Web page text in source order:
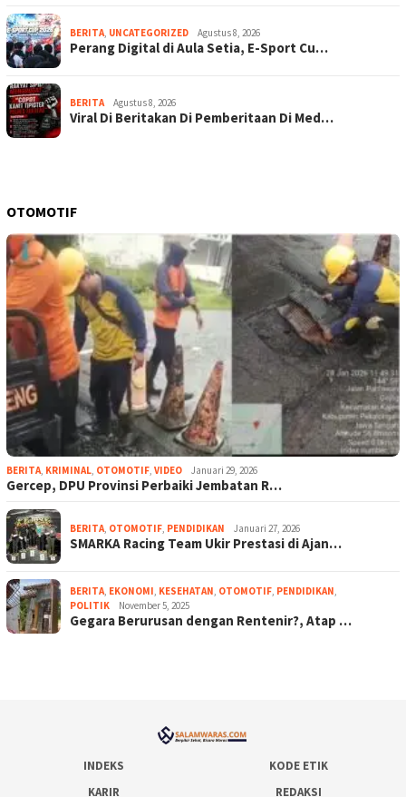
BERITA, UNCATEGORIZED Agustus 8, 2026
Perang Digital di Aula Setia, E-Sport Cu…
BERITA Agustus 8, 2026
Viral Di Beritakan Di Pemberitaan Di Med…
OTOMOTIF
BERITA, KRIMINAL, OTOMOTIF, VIDEO Januari 29, 2026
Gercep, DPU Provinsi Perbaiki Jembatan R…
BERITA, OTOMOTIF, PENDIDIKAN Januari 27, 2026
SMARKA Racing Team Ukir Prestasi di Ajan…
BERITA, EKONOMI, KESEHATAN, OTOMOTIF, PENDIDIKAN,
POLITIK
November 5, 2025
Gegara Berurusan dengan Rentenir?, Atap …
INDEKS
KODE ETIK
KARIR
REDAKSI